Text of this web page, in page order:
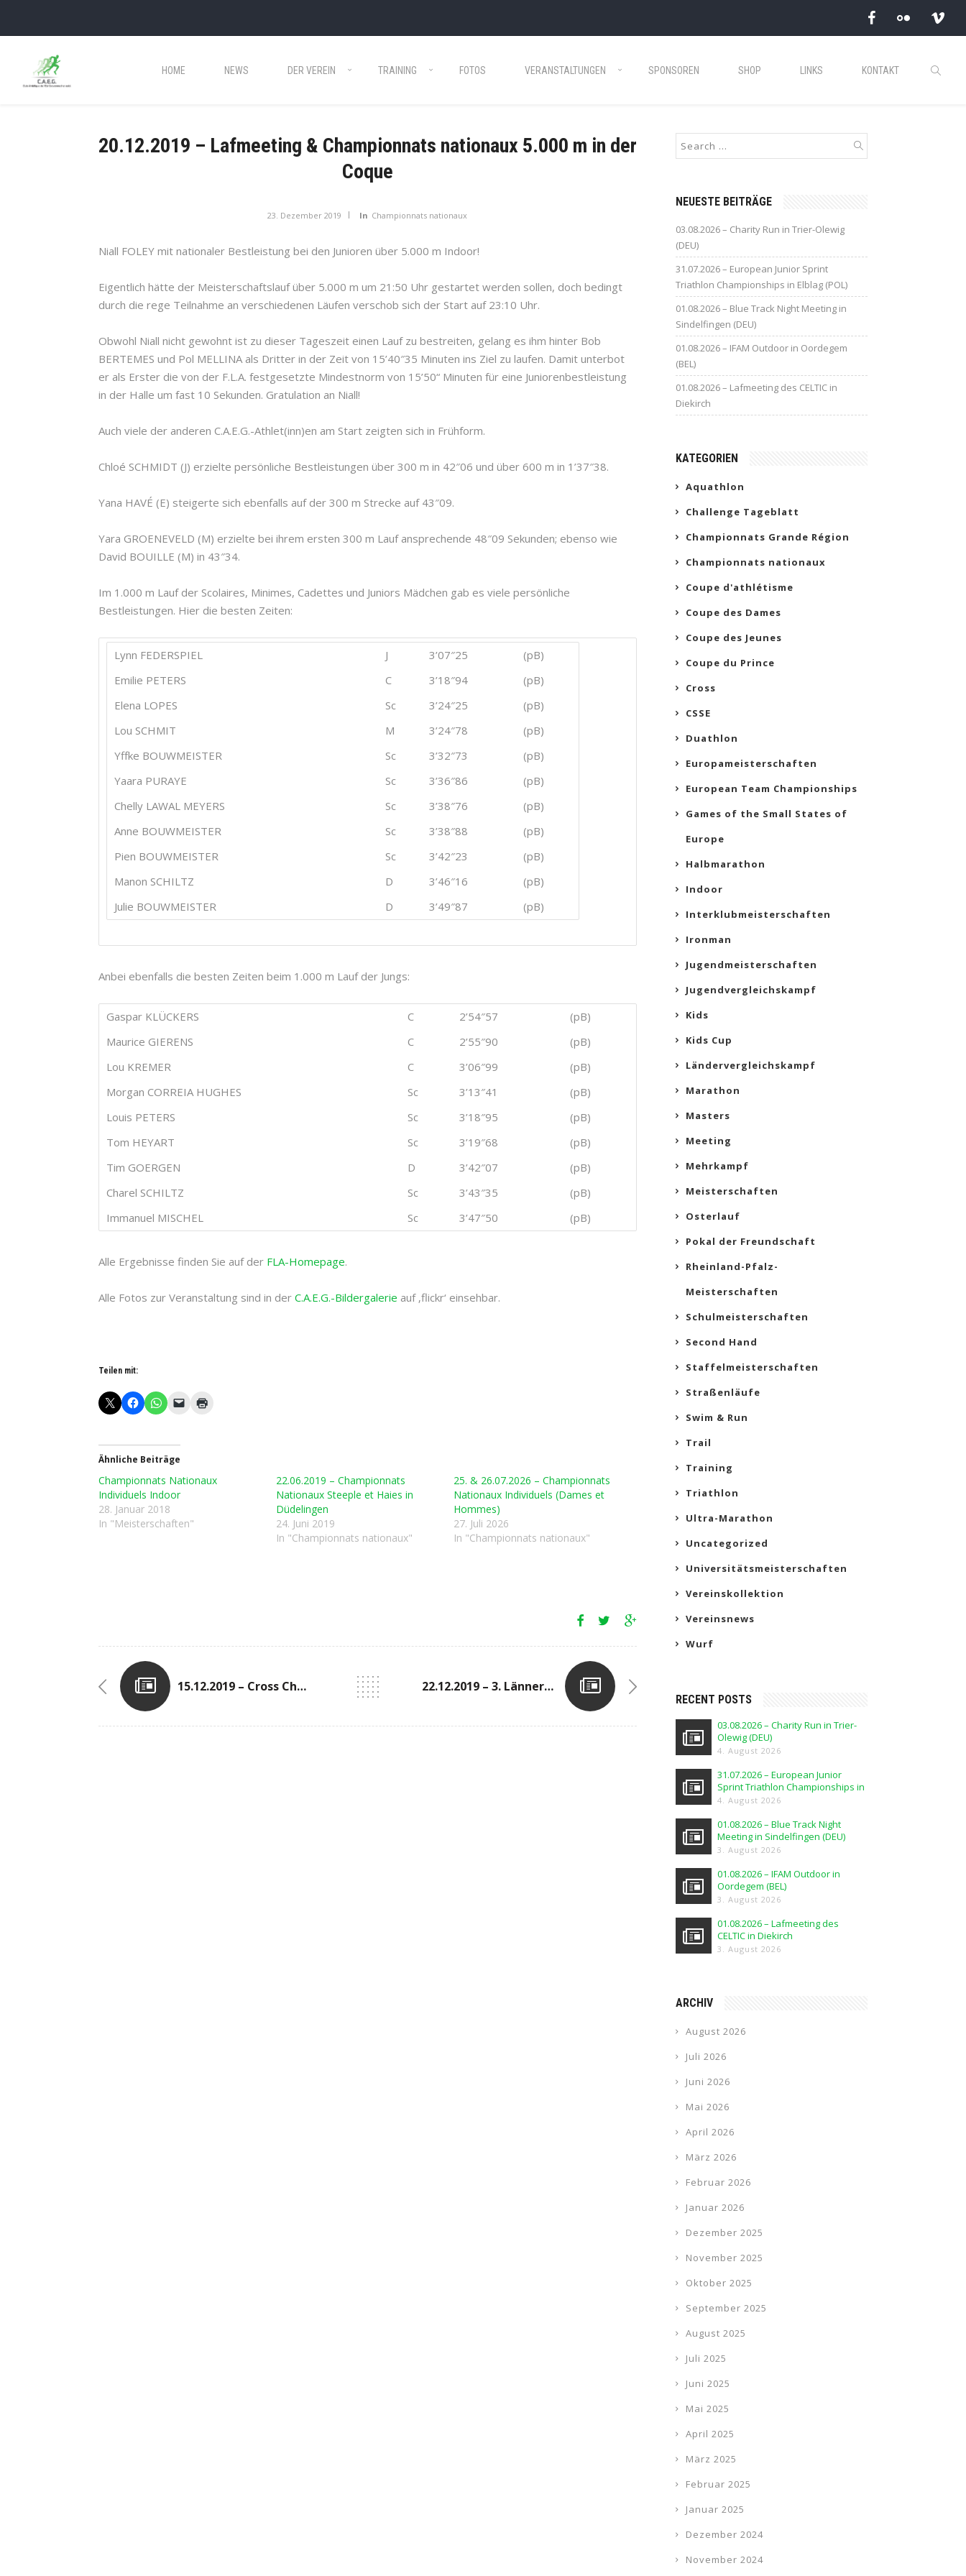
HOME NEWS DER VEREIN TRAINING FOTOS VERANSTALTUNGEN SPONSOREN SHOP LINKS KONTAKT
20.12.2019 – Lafmeeting & Championnats nationaux 5.000 m in der
Coque
23. Dezember 2019 In Championnats nationaux
Niall FOLEY mit nationaler Bestleistung bei den Junioren über 5.000 m Indoor!
Eigentlich hätte der Meisterschaftslauf über 5.000 m um 21:50 Uhr gestartet werden sollen, doch bedingt
durch die rege Teilnahme an verschiedenen Läufen verschob sich der Start auf 23:10 Uhr.
Obwohl Niall nicht gewohnt ist zu dieser Tageszeit einen Lauf zu bestreiten, gelang es ihm hinter Bob
BERTEMES und Pol MELLINA als Dritter in der Zeit von 15’40″35 Minuten ins Ziel zu laufen. Damit unterbot
er als Erster die von der F.L.A. festgesetzte Mindestnorm von 15’50“ Minuten für eine Juniorenbestleistung
in der Halle um fast 10 Sekunden. Gratulation an Niall!
Auch viele der anderen C.A.E.G.-Athlet(inn)en am Start zeigten sich in Frühform.
Chloé SCHMIDT (J) erzielte persönliche Bestleistungen über 300 m in 42″06 und über 600 m in 1’37″38.
Yana HAVÉ (E) steigerte sich ebenfalls auf der 300 m Strecke auf 43″09.
Yara GROENEVELD (M) erzielte bei ihrem ersten 300 m Lauf ansprechende 48″09 Sekunden; ebenso wie
David BOUILLE (M) in 43″34.
Im 1.000 m Lauf der Scolaires, Minimes, Cadettes und Juniors Mädchen gab es viele persönliche
Bestleistungen. Hier die besten Zeiten:
Lynn FEDERSPIEL J 3’07″25
(pB)
Emilie PETERS
C 3’18″94
(pB)
Elena LOPES
Sc 3’24″25
(pB)
Lou SCHMIT
M 3’24″78
(pB)
Yffke BOUWMEISTER
Sc 3’32″73
(pB)
Yaara PURAYE
Sc 3’36″86
(pB)
Chelly LAWAL MEYERS
Sc 3’38″76
(pB)
Anne BOUWMEISTER
Sc 3’38″88
(pB)
Pien BOUWMEISTER
Sc 3’42″23
(pB)
Manon SCHILTZ
D 3’46″16
(pB)
Julie BOUWMEISTER
D 3’49″87 (pB)
Anbei ebenfalls die besten Zeiten beim 1.000 m Lauf der Jungs:
Gaspar KLÜCKERS C 2’54″57
(pB)
Maurice GIERENS
C 2’55″90
(pB)
Lou KREMER
C 3’06″99
(pB)
Morgan CORREIA HUGHES
Sc 3’13″41
(pB)
Louis PETERS
Sc 3’18″95
(pB)
Tom HEYART
Sc 3’19″68
(pB)
Tim GOERGEN
D 3’42″07
(pB)
Charel SCHILTZ
Sc 3’43″35
(pB)
Immanuel MISCHEL
Sc 3’47″50 (pB)
Alle Ergebnisse finden Sie auf der FLA-Homepage.
Alle Fotos zur Veranstaltung sind in der C.A.E.G.-Bildergalerie auf ‚flickr‘ einsehbar.
Teilen mit:
Ähnliche Beiträge
Championnats Nationaux
Individuels Indoor
28. Januar 2018
In "Meisterschaften"
22.06.2019 – Championnats
Nationaux Steeple et Haies in
Düdelingen
24. Juni 2019
In "Championnats nationaux"
25. & 26.07.2026 – Championnats
Nationaux Individuels (Dames et
Hommes)
27. Juli 2026
In "Championnats nationaux"
15.12.2019 – Cross Challenge Peters-Sports N°4 In Esch-Sur-Alzette (C.A. FOLA) 22.12.2019 – 3. Länner-Trail In Lieler
NEUESTE BEITRÄGE
03.08.2026 – Charity Run in Trier-Olewig
(DEU)
31.07.2026 – European Junior Sprint
Triathlon Championships in Elblag (POL)
01.08.2026 – Blue Track Night Meeting in
Sindelfingen (DEU)
01.08.2026 – IFAM Outdoor in Oordegem
(BEL)
01.08.2026 – Lafmeeting des CELTIC in
Diekirch
KATEGORIEN
Aquathlon
Challenge Tageblatt
Championnats Grande Région
Championnats nationaux
Coupe d'athlétisme
Coupe des Dames
Coupe des Jeunes
Coupe du Prince
Cross
CSSE
Duathlon
Europameisterschaften
European Team Championships
Games of the Small States of
Europe
Halbmarathon
Indoor
Interklubmeisterschaften
Ironman
Jugendmeisterschaften
Jugendvergleichskampf
Kids
Kids Cup
Ländervergleichskampf
Marathon
Masters
Meeting
Mehrkampf
Meisterschaften
Osterlauf
Pokal der Freundschaft
Rheinland-Pfalz-
Meisterschaften
Schulmeisterschaften
Second Hand
Staffelmeisterschaften
Straßenläufe
Swim & Run
Trail
Training
Triathlon
Ultra-Marathon
Uncategorized
Universitätsmeisterschaften
Vereinskollektion
Vereinsnews
Wurf
RECENT POSTS
03.08.2026 – Charity Run in Trier-
Olewig (DEU)
4. August 2026
31.07.2026 – European Junior
Sprint Triathlon Championships in
Elblag (POL)
4. August 2026
01.08.2026 – Blue Track Night
Meeting in Sindelfingen (DEU)
3. August 2026
01.08.2026 – IFAM Outdoor in
Oordegem (BEL)
3. August 2026
01.08.2026 – Lafmeeting des
CELTIC in Diekirch
3. August 2026
ARCHIV
August 2026
Juli 2026
Juni 2026
Mai 2026
April 2026
März 2026
Februar 2026
Januar 2026
Dezember 2025
November 2025
Oktober 2025
September 2025
August 2025
Juli 2025
Juni 2025
Mai 2025
April 2025
März 2025
Februar 2025
Januar 2025
Dezember 2024
November 2024